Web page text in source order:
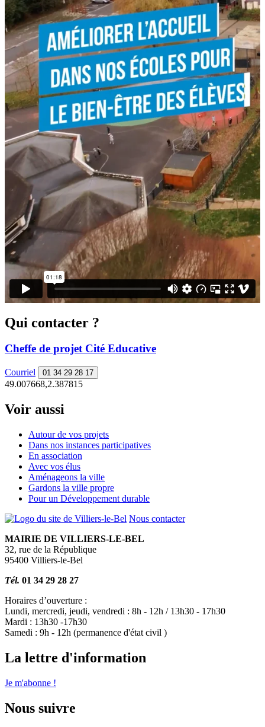
Qui contacter ?
Cheffe de projet Cité Educative
Courriel 01 34 29 28 17
49.007668,2.387815
Voir aussi
Autour de vos projets
Dans nos instances participatives
En association
Avec vos élus
Aménageons la ville
Gardons la ville propre
Pour un Développement durable
Nous contacter
MAIRIE DE VILLIERS-LE-BEL
32, rue de la République
95400 Villiers-le-Bel
Tél. 01 34 29 28 27
Horaires d’ouverture :
Lundi, mercredi, jeudi, vendredi : 8h - 12h / 13h30 - 17h30
Mardi : 13h30 -17h30
Samedi : 9h - 12h (permanence d'état civil )
La lettre d'information
Je m'abonne !
Nous suivre